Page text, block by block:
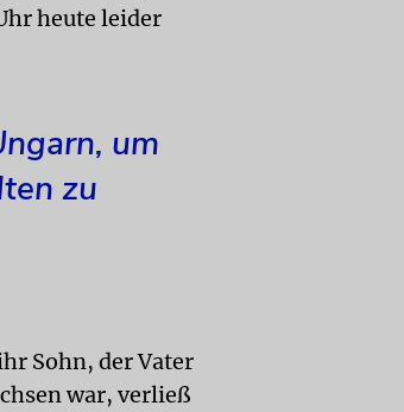
heute leider
um
zu
Sohn, der Vater
war, verließ